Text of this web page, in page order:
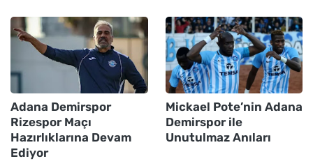
Adana Demirspor
Rizespor Maçı
Hazırlıklarına Devam
Ediyor
Mickael Pote’nin Adana
Demirspor ile
Unutulmaz Anıları